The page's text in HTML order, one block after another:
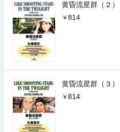
黄昏流星群（２）
814
黄昏流星群（３）
814